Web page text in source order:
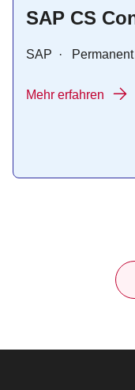
SAP CS
SAP · Permanent
Mehr erfahren